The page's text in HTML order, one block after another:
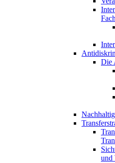
Die
und